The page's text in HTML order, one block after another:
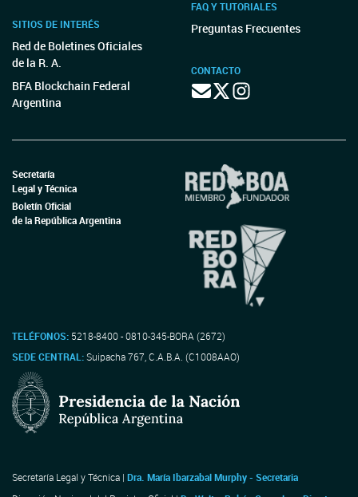
SITIOS DE INTERÉS
Red de Boletines Oficiales
de la R. A.
BFA Blockchain Federal
Argentina
FAQ Y TUTORIALES
Preguntas Frecuentes
CONTACTO
Secretaría
Legal y Técnica
Boletín Oficial
de la República Argentina
TELÉFONOS: 5218-8400 - 0810-345-BORA (2672)
SEDE CENTRAL:Suipacha 767, C.A.B.A. (C1008AAO)
Secretaría Legal y Técnica | Dra. María Ibarzabal Murphy - Secretaria